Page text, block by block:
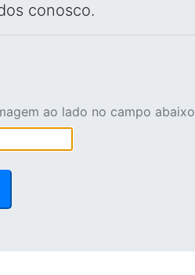
conosco.
ao lado no campo abaixo